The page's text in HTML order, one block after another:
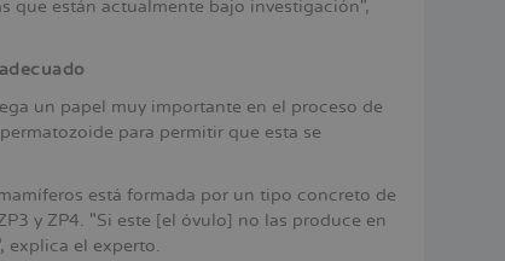
que están actualmente bajo investigación",
un papel muy importante en el proceso de
para permitir que esta se
está formada por un tipo concreto de
y ZP4. "Si este [el óvulo] no las produce en
explica el experto.